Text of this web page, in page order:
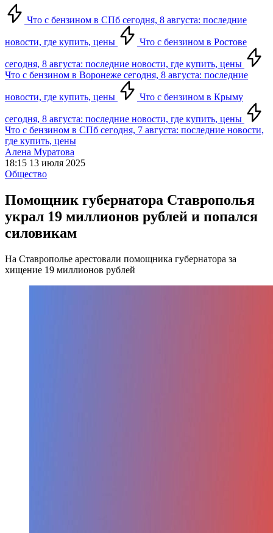
Что с бензином в СПб сегодня, 8 августа: последние
новости, где купить, цены Что с бензином в Ростове
сегодня, 8 августа: последние новости, где купить, цены
Что с бензином в Воронеже сегодня, 8 августа: последние
новости, где купить, цены Что с бензином в Крыму
сегодня, 8 августа: последние новости, где купить, цены
Что с бензином в СПб сегодня, 7 августа: последние новости,
где купить, цены
Алена Муратова
18:15 13 июля 2025
Общество
Помощник губернатора Ставрополья
украл 19 миллионов рублей и попался
силовикам
На Ставрополье арестовали помощника губернатора за
хищение 19 миллионов рублей